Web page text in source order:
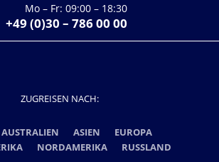
Mo – Fr: 09:00 – 18:30
+49 (0)30 – 786 00 00
ZUGREISEN NACH:
AUSTRALIEN ASIEN
EUROPA
NORDAMERIKA RUSSLAND